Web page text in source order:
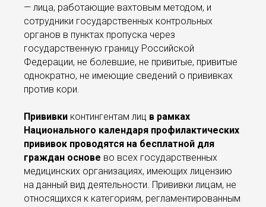
— лица, работающие вахтовым методом, и
сотрудники государственных контрольных
органов в пунктах пропуска через
государственную границу Российской
Федерации, не болевшие, не привитые, привитые
однократно, не имеющие сведений о прививках
против кори.
Прививки контингентам лиц в рамках
Национального календаря профилактических
прививок проводятся на бесплатной для
граждан основе во всех государственных
медицинских организациях, имеющих лицензию
на данный вид деятельности. Прививки лицам, не
относящихся к категориям, регламентированным